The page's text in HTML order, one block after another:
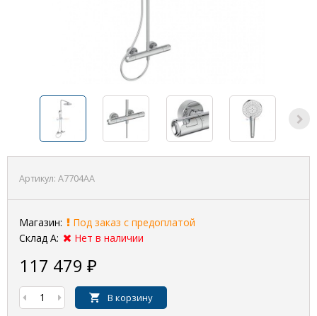
Артикул: A7704AA
Магазин:
Под заказ с предоплатой
Склад А:
Нет в наличии
117 479 ₽
В корзину